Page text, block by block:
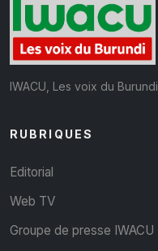
IWACU, Les voix du Burundi
RUBRIQUES
Editorial
Web TV
Groupe de presse IWACU